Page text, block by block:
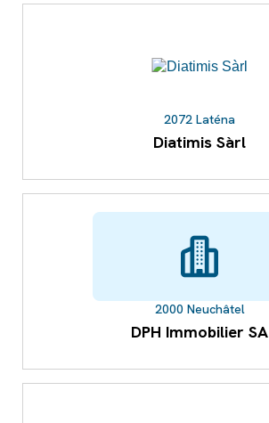
2072 Laténa
Diatimis Sàrl
2000 Neuchâtel
DPH Immobilier SA